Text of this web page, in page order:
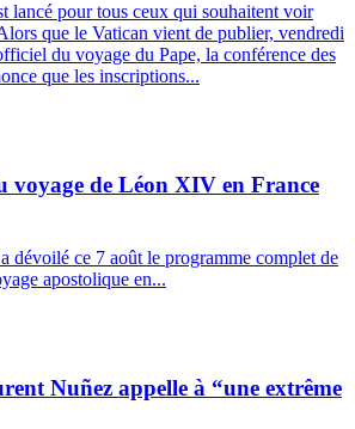
lancé pour tous ceux qui souhaitent voir
que le Vatican vient de publier, vendredi
du voyage du Pape, la conférence des
que les inscriptions...
voyage de Léon XIV en France
dévoilé ce 7 août le programme complet de
apostolique en...
Nuñez appelle à “une extrême